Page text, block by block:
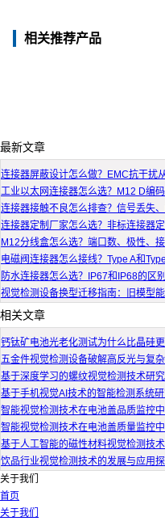
相关推荐产品
最新文章
连接器屏蔽设计怎么做？EMC抗干扰
工业以太网连接器怎么选？M12 D编
连接器接触不良怎么排查？信号丢失
连接器定制厂家怎么选？非标连接器
M12分线盒怎么选？端口数、极性、
电磁阀连接器怎么接线？Type A和
防水连接器怎么选？IP67和IP68的区
视觉检测设备换型迁移指南：旧模型
相关文章
钙钛矿电池光老化测试为什么比晶硅更
五金件视觉检测设备破解高反光与复
基于深度学习的螺纹视觉检测技术研
基于手机视觉AI技术的智能检测系统
智能视觉检测技术在电池盖品质监控
智能视觉检测技术在电池盖质量监控
基于人工智能的磁性材料视觉检测技
饮品行业视觉检测技术的发展与应用
关于我们
首页
关于我们